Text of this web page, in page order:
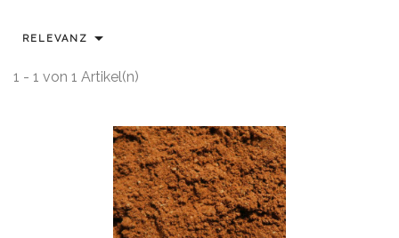
RELEVANZ 
1 - 1 von 1 Artikel(n)